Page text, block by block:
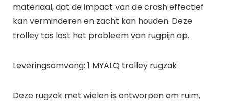
materiaal, dat de impact van de crash effectief
kan verminderen en zacht kan houden. Deze
trolley tas lost het probleem van rugpijn op.
Leveringsomvang: 1 MYALQ trolley rugzak
Deze rugzak met wielen is ontworpen om ruim,